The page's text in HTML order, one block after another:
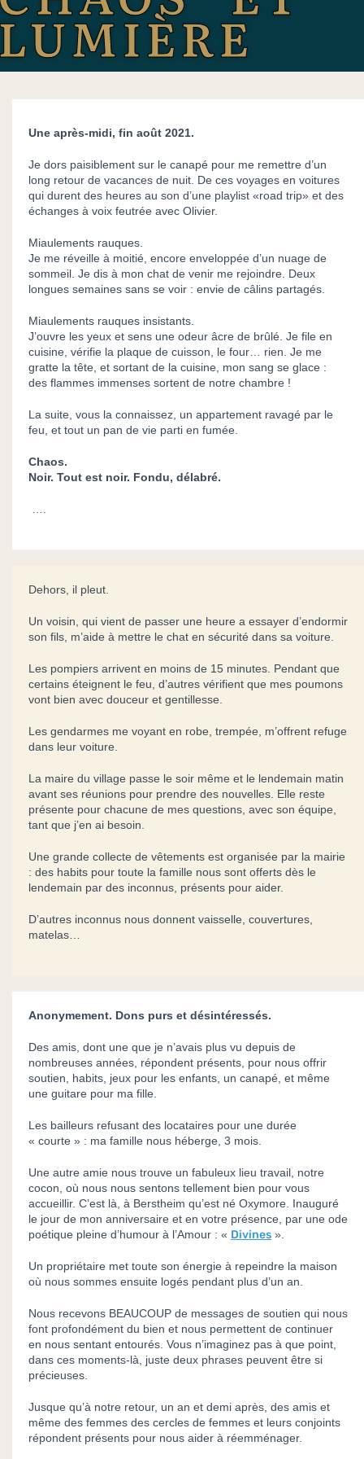
Une après-midi, fin août 2021.
Je dors paisiblement sur le canapé pour me remettre d’un
long retour de vacances de nuit. De ces voyages en voitures
qui durent des heures au son d’une playlist «road trip» et des
échanges à voix feutrée avec Olivier.
Miaulements rauques.
Je me réveille à moitié, encore enveloppée d’un nuage de
sommeil. Je dis à mon chat de venir me rejoindre. Deux
longues semaines sans se voir : envie de câlins partagés.
Miaulements rauques insistants.
J’ouvre les yeux et sens une odeur âcre de brûlé. Je file en
cuisine, vérifie la plaque de cuisson, le four… rien. Je me
gratte la tête, et sortant de la cuisine, mon sang se glace :
des flammes immenses sortent de notre chambre !
La suite, vous la connaissez, un appartement ravagé par le
feu, et tout un pan de vie parti en fumée.
Chaos.
Noir. Tout est noir. Fondu, délabré.
Dehors, il pleut.
Un voisin, qui vient de passer une heure a essayer d’endormir
son fils, m’aide à mettre le chat en sécurité dans sa voiture.
Les pompiers arrivent en moins de 15 minutes. Pendant que
certains éteignent le feu, d’autres vérifient que mes poumons
vont bien avec douceur et gentillesse.
Les gendarmes me voyant en robe, trempée, m’offrent refuge
dans leur voiture.
La maire du village passe le soir même et le lendemain matin
avant ses réunions pour prendre des nouvelles. Elle reste
présente pour chacune de mes questions, avec son équipe,
tant que j’en ai besoin.
Une grande collecte de vêtements est organisée par la mairie
: des habits pour toute la famille nous sont offerts dès le
lendemain par des inconnus, présents pour aider.
D’autres inconnus nous donnent vaisselle, couvertures,
matelas…
Anonymement. Dons purs et désintéressés.
Des amis, dont une que je n’avais plus vu depuis de
nombreuses années, répondent présents, pour nous offrir
soutien, habits, jeux pour les enfants, un canapé, et même
une guitare pour ma fille.
Les bailleurs refusant des locataires pour une durée
« courte » : ma famille nous héberge, 3 mois.
Une autre amie nous trouve un fabuleux lieu travail, notre
cocon, où nous nous sentons tellement bien pour vous
accueillir. C’est là, à Berstheim qu’est né Oxymore. Inauguré
le jour de mon anniversaire et en votre présence, par une ode
poétique pleine d’humour à l’Amour : « Divines ».
Un propriétaire met toute son énergie à repeindre la maison
où nous sommes ensuite logés pendant plus d’un an.
Nous recevons BEAUCOUP de messages de soutien qui nous
font profondément du bien et nous permettent de continuer
en nous sentant entourés. Vous n’imaginez pas à que point,
dans ces moments-là, juste deux phrases peuvent être si
précieuses.
Jusque qu’à notre retour, un an et demi après, des amis et
même des femmes des cercles de femmes et leurs conjoints
répondent présents pour nous aider à réemménager.